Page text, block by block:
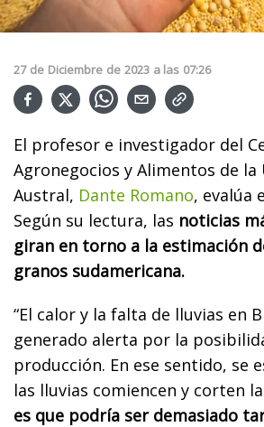
27 de Diciembre de 2023 a las 07:26
El profesor e investigador del
Agronegocios y Alimentos de la
Austral, Dante Romano, evalúa
Según su lectura, las noticias
giran en torno a la estimación
granos sudamericana.
“El calor y la falta de lluvias en
generado alerta por la
producción. En ese sentido, se
las lluvias comiencen y corten la
es que podría ser demasiado